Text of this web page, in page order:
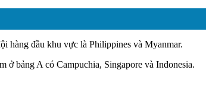
hàng đầu khu vực là Philippines và Myanmar.
ở bảng A có Campuchia, Singapore và Indonesia.